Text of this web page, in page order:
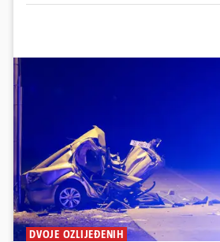
DVOJE OZLIJEĐENIH